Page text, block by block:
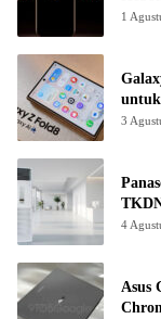
1
untuk
3
4
Asus